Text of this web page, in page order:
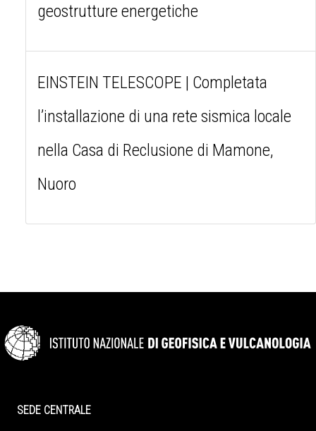
geostrutture energetiche
EINSTEIN TELESCOPE | Completata
l’installazione di una rete sismica locale
nella Casa di Reclusione di Mamone,
Nuoro
SEDE CENTRALE